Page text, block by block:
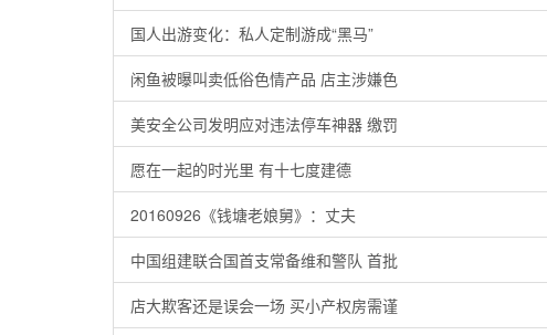
国人出游变化：私人定制游成“黑马”
闲鱼被曝叫卖低俗色情产品 店主涉嫌色
美安全公司发明应对违法停车神器 缴罚
愿在一起的时光里 有十七度建德
20160926《钱塘老娘舅》：丈夫
中国组建联合国首支常备维和警队 首批
店大欺客还是误会一场 买小产权房需谨